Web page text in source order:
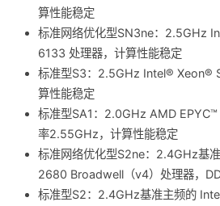
算性能稳定
标准网络优化型SN3ne：2.5GHz
6133 处理器，计算性能稳定
标准型S3：2.5GHz Intel® Xeon®
算性能稳定
标准型SA1：2.0GHz AMD
率2.55GHz，计算性能稳定
标准网络优化型S2ne：2.4GHz基
2680 Broadwell（v4）处理器，
标准型S2：2.4GHz基准主频的